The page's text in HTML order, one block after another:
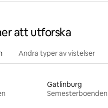
att utforska
Andra typer av vistelser
Gatlinburg
Semesterboenden